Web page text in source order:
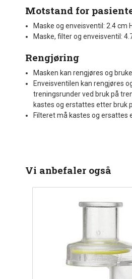
Motstand for
Maske og enveisventil: 2.4 cm
Maske, filter og enveisventil:
Rengjøring
Masken kan rengjøres og
Enveisventilen kan rengjøres
treningsrunder ved bruk på
kastes og erstattes etter bruk
Filteret må kastes og ersattes
Vi anbefaler også